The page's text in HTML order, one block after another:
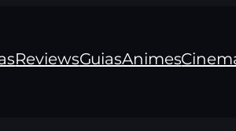
ReviewsGuiasAnimes